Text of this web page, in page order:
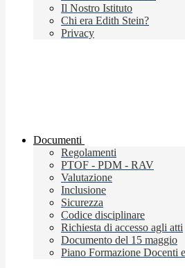
Il Nostro Istituto
Chi era Edith Stein?
Privacy
Documenti
Regolamenti
PTOF - PDM - RAV
Valutazione
Inclusione
Sicurezza
Codice disciplinare
Richiesta di accesso agli atti
Documento del 15 maggio
Piano Formazione Docenti